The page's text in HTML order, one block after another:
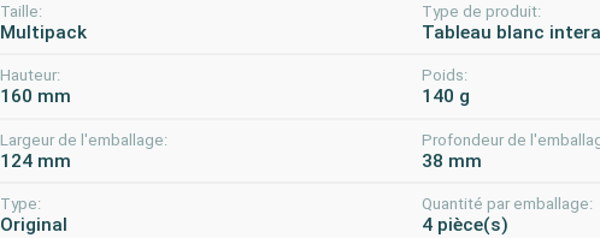
Taille:
Multipack
Type de produit:
Tableau blanc
Hauteur:
160 mm
Poids:
140 g
Largeur de l'emballage:
124 mm
Profondeur de
38 mm
Type:
Original
Quantité par emballage:
4 pièce(s)